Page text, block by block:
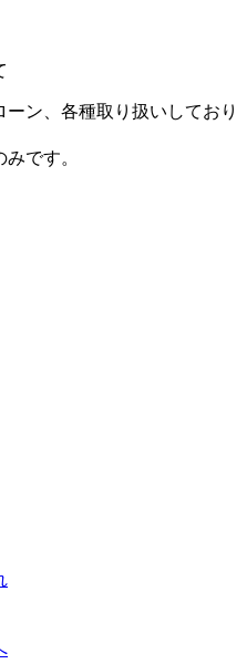
ン、各種取り扱いしており
です。